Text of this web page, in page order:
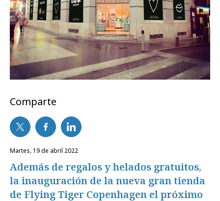
Comparte
martes, 19 de abril 2022
Además de regalos y helados gratuitos,
la inauguración de la nueva gran tienda
de Flying Tiger Copenhagen el próximo